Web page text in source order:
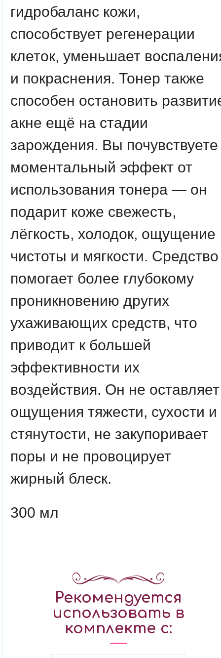
гидробаланс кожи,
способствует регенерации
клеток, уменьшает
и покраснения. Тонер также
способен остановить
акне ещё на стадии
зарождения. Вы почувствуете
моментальный эффект от
использования тонера — он
подарит коже свежесть,
лёгкость, холодок, ощущение
чистоты и мягкости. Средство
помогает более глубокому
проникновению других
ухаживающих средств, что
приводит к большей
эффективности их
воздействия. Он не оставляет
ощущения тяжести, сухости и
стянутости, не закупоривает
поры и не провоцирует
жирный блеск.
300 мл
Рекомендуется
использовать в
комплекте с: